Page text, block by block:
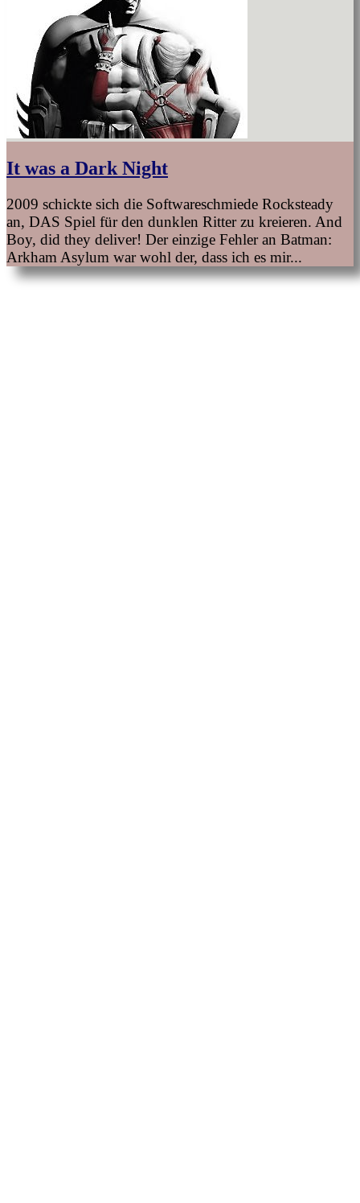
It was a Dark Night
2009 schickte sich die Softwareschmiede Rocksteady
an, DAS Spiel für den dunklen Ritter zu kreieren. And
Boy, did they deliver! Der einzige Fehler an Batman:
Arkham Asylum war wohl der, dass ich es mir...